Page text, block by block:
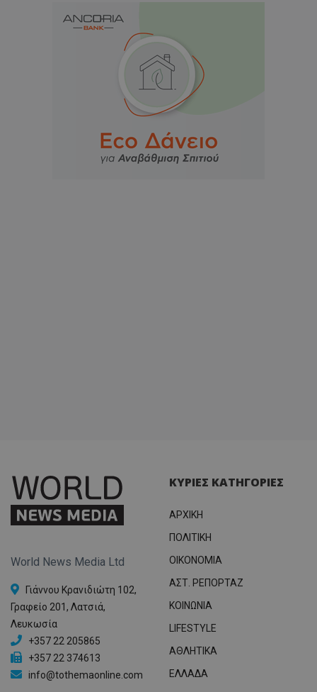
World News Media Ltd
Γιάννου Κρανιδιώτη 102,
Γραφείο 201, Λατσιά,
Λευκωσία
+357 22 205865
+357 22 374613
info@tothemaonline.com
ΚΥΡΙΕΣ ΚΑΤΗΓΟΡΙΕΣ
ΑΡΧΙΚΗ
ΠΟΛΙΤΙΚΗ
OIKONOMIA
ΑΣΤ. ΡΕΠΟΡΤΑΖ
ΚΟΙΝΩΝΙΑ
LIFESTYLE
ΑΘΛΗΤΙΚΑ
ΕΛΛΑΔΑ